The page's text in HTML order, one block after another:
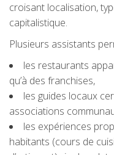
croisant localisation,
capitalistique.
Plusieurs assistants
les restaurants
qu’à des franchises,
les guides locaux
associations
les expériences
habitants (cours de